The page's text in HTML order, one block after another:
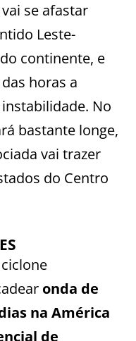
se afastar
Leste-
continente, e
horas a
No
bastante longe,
vai trazer
do Centro
onda de
na América
de